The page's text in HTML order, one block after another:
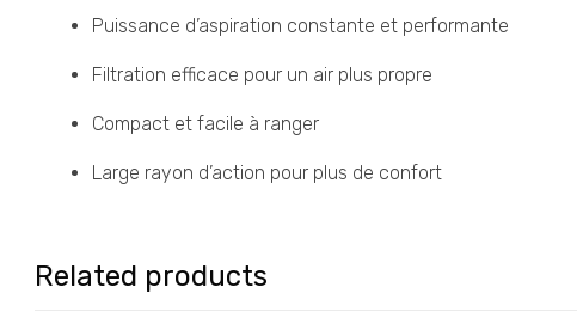
Puissance d’aspiration constante et performante
Filtration efficace pour un air plus propre
Compact et facile à ranger
Large rayon d’action pour plus de confort
Related products